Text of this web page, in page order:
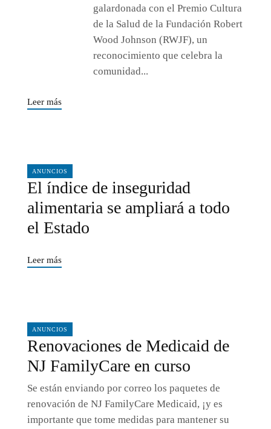
galardonada con el Premio Cultura
de la Salud de la Fundación Robert
Wood Johnson (RWJF), un
reconocimiento que celebra la
comunidad...
Leer más
ANUNCIOS
02/28/2025
El índice de inseguridad
alimentaria se ampliará a todo
el Estado
Leer más
ANUNCIOS
01/29/2025
Renovaciones de Medicaid de
NJ FamilyCare en curso
Se están enviando por correo los paquetes de
renovación de NJ FamilyCare Medicaid, ¡y es
importante que tome medidas para mantener su